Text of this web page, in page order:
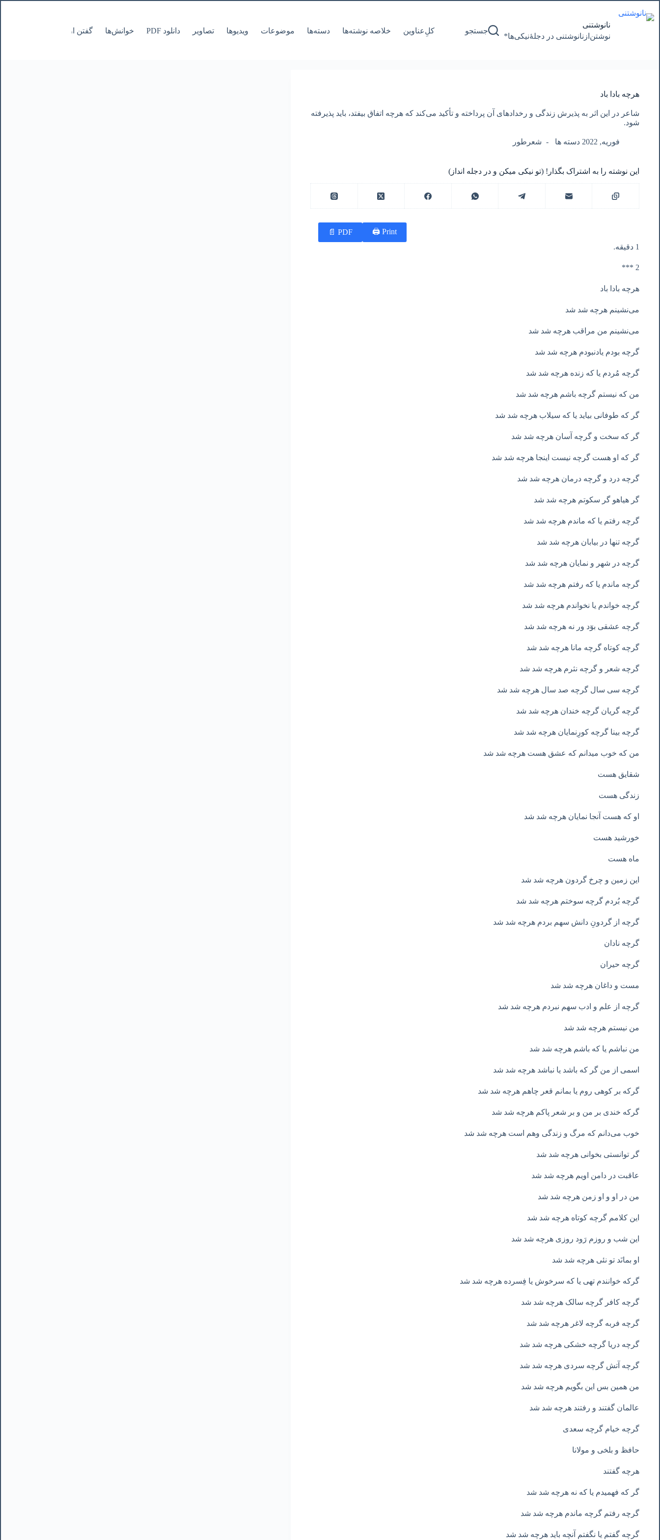
به
محتوا
نانوشتنی
نوشتن‌از‌نانوشتنی‌ در‌ دجلۀنیکی‌ها*
جستجو کل‌ِعناوین خلاصه نوشته‌ها دسته‌ها موضوعات ویدیوها تصاویر دانلود PDF خوانش‌ها گفتن از نانوشتنی
هرچه بادا باد
شاعر در این اثر به پذیرش زندگی و رخدادهای آن پرداخته و تأکید می‌کند که هرچه اتفاق بیفتد، باید پذیرفته
شود.
فوریه, 2022 دسته ها شعرطور
این نوشته را به اشتراک بگذار! (تو نیکی میکن و در دجله انداز)
Print 🖨
PDF 📄
1 دقیقه.
2 ***
هرچه بادا باد
می‌نشینم هرچه شد شد
می‌نشینم من مراقب هرچه شد شد
گرچه بودم یادنبودم هرچه شد شد
گرچه مُردم یا که زنده هرچه شد شد
من که نیستم گرچه باشم هرچه شد شد
گر که طوفانی بیاید یا که سیلاب هرچه شد شد
گر که سخت و گرچه آسان هرچه شد شد
گر که او هست گرچه نیست اینجا هرچه شد شد
گرچه درد و گرچه درمان هرچه شد شد
گر هیاهو گر سکوتم هرچه شد شد
گرچه رفتم یا که ماندم هرچه شد شد
گرچه تنها در بیابان هرچه شد شد
گرچه در شهر و نمایان هرچه شد شد
گرچه ماندم یا که رفتم هرچه شد شد
گرچه خواندم یا نخواندم هرچه شد شد
گرچه عشقی بوٓد ور نه هرچه شد شد
گرچه کوتاه گرچه مانا هرچه شد شد
گرچه شعر و گرچه نثرم هرچه شد شد
گرچه سی سال گرچه صد سال هرچه شد شد
گرچه گریان گرچه خندان هرچه شد شد
گرچه بینا گرچه کورِنمایان هرچه شد شد
من که خوب میدانم که عشق هست هرچه شد شد
شقایق هست
زندگی هست
او که هست آنجا نمایان هرچه شد شد
خورشید هست
ماه هست
این زمین و چرخ گردون هرچه شد شد
گرچه بُردم گرچه سوختم هرچه شد شد
گرچه از گردونِ دانش سهم بردم هرچه شد شد
گرچه نادان
گرچه حیران
مست و داغان هرچه شد شد
گرچه از علم و ادب سهم نبردم هرچه شد شد
من نیستم هرچه شد شد
من نباشم یا که باشم هرچه شد شد
اسمی از من گر که باشد یا نباشد هرچه شد شد
گرکه بر کوهی روم یا بمانم قعر چاهم هرچه شد شد
گرکه خندی بر من و بر شعر پاکم هرچه شد شد
خوب می‌دانم که مرگ و زندگی وهم است هرچه شد شد
گر توانستی بخوانی هرچه شد شد
عاقبت در دامن اویم هرچه شد شد
من در او و او زمن هرچه شد شد
این کلامم گرچه کوتاه هرچه شد شد
این شب و روزم رَود روزی هرچه شد شد
او بمانَد تو نئی هرچه شد شد
گرکه خوانندم تهی یا که سرخوش یا فِسرده هرچه شد شد
گرچه کافر گرچه سالک هرچه شد شد
گرچه فربه گرچه لاغر هرچه شد شد
گرچه دریا گرچه خشکی هرچه شد شد
گرچه آتش گرچه سردی هرچه شد شد
من همین بس این بگویم هرچه شد شد
عالمان گفتند و رفتند هرچه شد شد
گرچه خیام گرچه سعدی
حافظ و بلخی و مولانا
هرچه گفتند
گر که فهمیدم یا که نه هرچه شد شد
گرچه رفتم گرچه ماندم هرچه شد شد
گرچه گفتم یا نگفتم آنچه باید هرچه شد شد